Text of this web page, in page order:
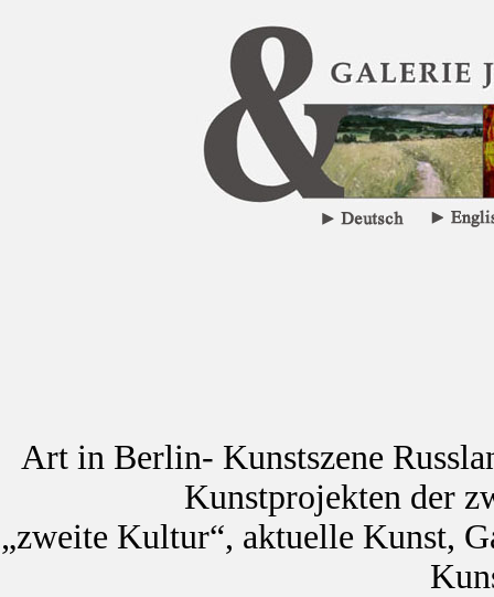
Art in Berlin- Kunstszene
Kunstprojekten der
„zweite Kultur“, aktuelle Kunst,